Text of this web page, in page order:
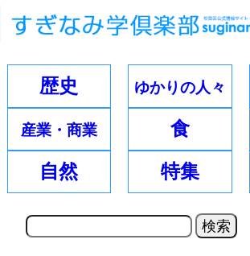
歴史 ゆかりの人々
産業・ 商業 食
自然 特集